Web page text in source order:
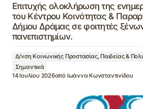
Επιτυχής ολοκλήρωση της
του Κέντρου Κοινότητας &
Δήμου Δράμας σε φοιτητές
πανεπιστημίων.
Δ/νση Κοινωνικής Προστασίας, Παιδείας &
Σημαντικά
14 Ιουλίου 2026από Ιωάννα Κωνσταντινίδου